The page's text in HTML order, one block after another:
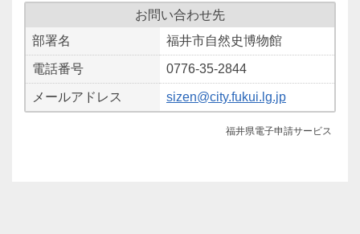
お問い合わせ先
部署名
福井市自然史博物館
電話番号 0776-35-2844
メールアドレス sizen@city.fukui.lg.jp
福井県電子申請サービス